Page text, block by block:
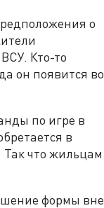
о
Кто-то
он появится во
по игре в
в
что жильцам
формы вне